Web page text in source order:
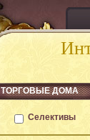
ТОРГОВЫЕ ДОМА
Селективы